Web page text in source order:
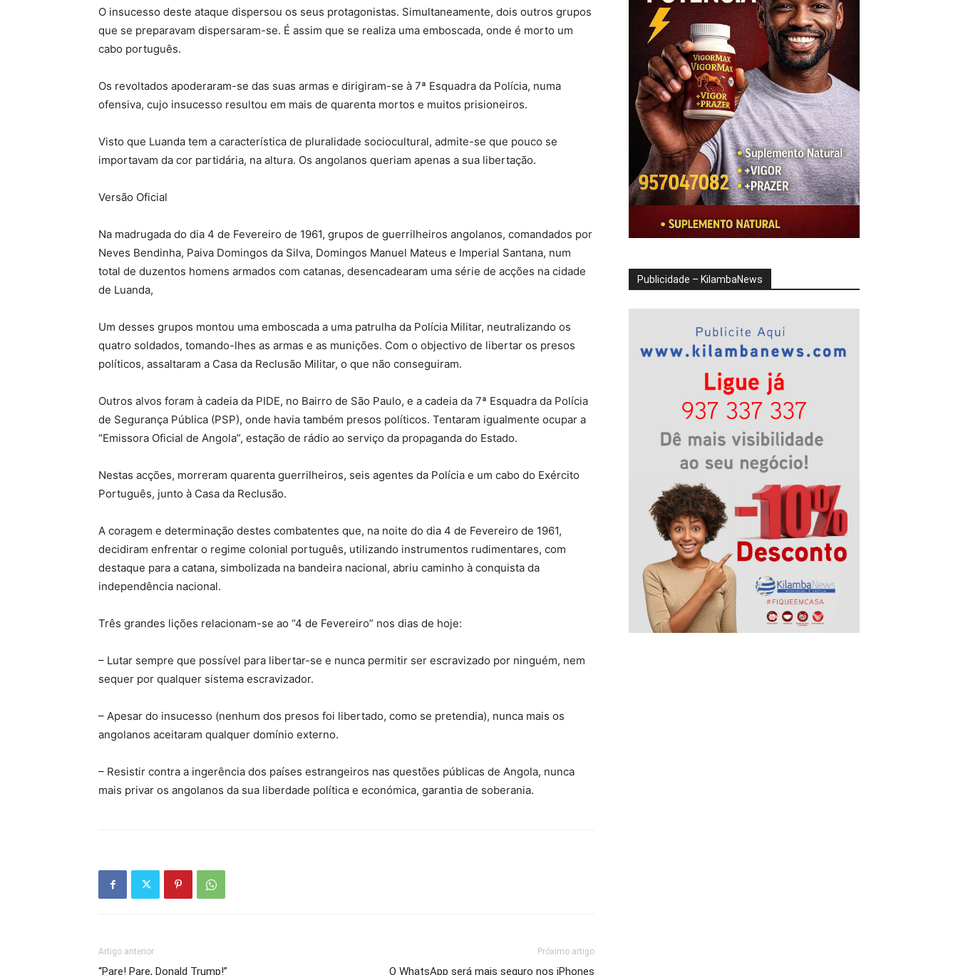
O insucesso deste ataque dispersou os seus protagonistas. Simultaneamente, dois outros grupos
que se preparavam dispersaram-se. É assim que se realiza uma emboscada, onde é morto um
cabo português.
Os revoltados apoderaram-se das suas armas e dirigiram-se à 7ª Esquadra da Polícia, numa
ofensiva, cujo insucesso resultou em mais de quarenta mortos e muitos prisioneiros.
Visto que Luanda tem a característica de pluralidade sociocultural, admite-se que pouco se
importavam da cor partidária, na altura. Os angolanos queriam apenas a sua libertação.
Versão Oficial
Na madrugada do dia 4 de Fevereiro de 1961, grupos de guerrilheiros angolanos, comandados por
Neves Bendinha, Paiva Domingos da Silva, Domingos Manuel Mateus e Imperial Santana, num
total de duzentos homens armados com catanas, desencadearam uma série de acções na cidade
de Luanda,
Um desses grupos montou uma emboscada a uma patrulha da Polícia Militar, neutralizando os
quatro soldados, tomando-lhes as armas e as munições. Com o objectivo de libertar os presos
políticos, assaltaram a Casa da Reclusão Militar, o que não conseguiram.
Outros alvos foram à cadeia da PIDE, no Bairro de São Paulo, e a cadeia da 7ª Esquadra da Polícia
de Segurança Pública (PSP), onde havia também presos políticos. Tentaram igualmente ocupar a
“Emissora Oficial de Angola”, estação de rádio ao serviço da propaganda do Estado.
Nestas acções, morreram quarenta guerrilheiros, seis agentes da Polícia e um cabo do Exército
Português, junto à Casa da Reclusão.
A coragem e determinação destes combatentes que, na noite do dia 4 de Fevereiro de 1961,
decidiram enfrentar o regime colonial português, utilizando instrumentos rudimentares, com
destaque para a catana, simbolizada na bandeira nacional, abriu caminho à conquista da
independência nacional.
Três grandes lições relacionam-se ao “4 de Fevereiro” nos dias de hoje:
– Lutar sempre que possível para libertar-se e nunca permitir ser escravizado por ninguém, nem
sequer por qualquer sistema escravizador.
– Apesar do insucesso (nenhum dos presos foi libertado, como se pretendia), nunca mais os
angolanos aceitaram qualquer domínio externo.
– Resistir contra a ingerência dos países estrangeiros nas questões públicas de Angola, nunca
mais privar os angolanos da sua liberdade política e económica, garantia de soberania.
Artigo anterior
“Pare! Pare, Donald Trump!”
Próximo artigo
O WhatsApp será mais seguro nos iPhones
Publicidade – KilambaNews